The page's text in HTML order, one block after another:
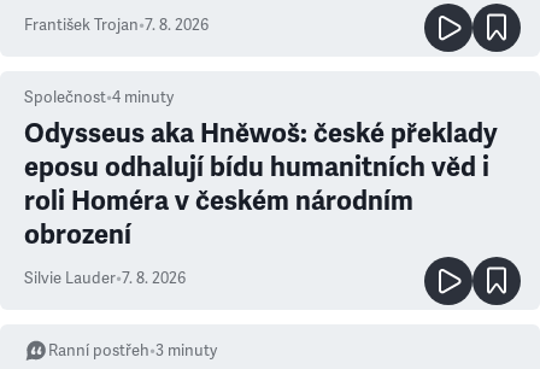
František Trojan•7. 8. 2026
Společnost•4 minuty
Odysseus aka Hněwoš: české překlady
eposu odhalují bídu humanitních věd i
roli Homéra v českém národním
obrození
Silvie Lauder•7. 8. 2026
Ranní postřeh•3 minuty